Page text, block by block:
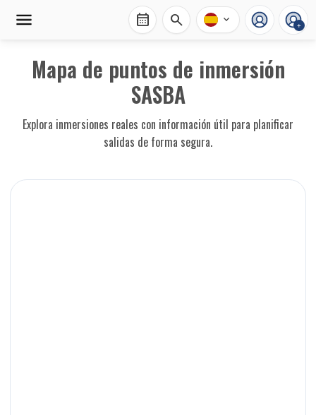
calendar_month search expand_more +
Mapa de puntos de inmersión
SASBA
Explora inmersiones reales con información útil para planificar
salidas de forma segura.